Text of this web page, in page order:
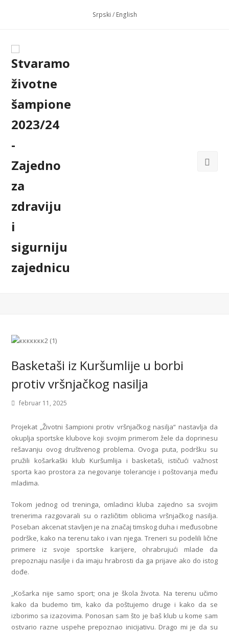
Srpski / English
Basketaši iz Kuršumlije u borbi
protiv vršnjačkog nasilja
februar 11, 2025
Projekat „Životni šampioni protiv vršnjačkog nasilja“ nastavlja da
okuplja sportske klubove koji svojim primerom žele da doprinesu
rešavanju ovog društvenog problema. Ovoga puta, podršku su
pružili košarkaški klub Kuršumlija i basketaši, ističući važnost
sporta kao prostora za negovanje tolerancije i poštovanja među
mladima.
Tokom jednog od treninga, omladinci kluba zajedno sa svojim
trenerima razgovarali su o različitim oblicima vršnjačkog nasilja.
Poseban akcenat stavljen je na značaj timskog duha i međusobne
podrške, kako na terenu tako i van njega. Treneri su podelili lične
primere iz svoje sportske karijere, ohrabrujući mlade da
prepoznaju nasilje i da imaju hrabrosti da ga prijave ako do istog
dođe.
„Košarka nije samo sport; ona je škola života. Na terenu učimo
kako da budemo tim, kako da poštujemo druge i kako da se
izborimo sa izazovima. Ponosan sam što je baš klub u kome sam
ostvario razne uspehe prepoznao inicijativu. Drago mi je da su